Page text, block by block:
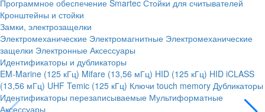
Программное обеспечение Smartec Стойки для считывателей
Кронштейны и стойки
Замки, электрозащелки
Электромеханические Электромагнитные Электромеханические
защелки Электронные Аксессуары
Идентификаторы и дубликаторы
EM-Marine (125 кГц) Mifare (13,56 мГц) HID (125 кГц) HID iCLASS
(13,56 мГц) UHF Temic (125 кГц) Ключи touch memory Дубликаторы
Идентификаторы перезаписываемые Мультиформатные
Аксессуары